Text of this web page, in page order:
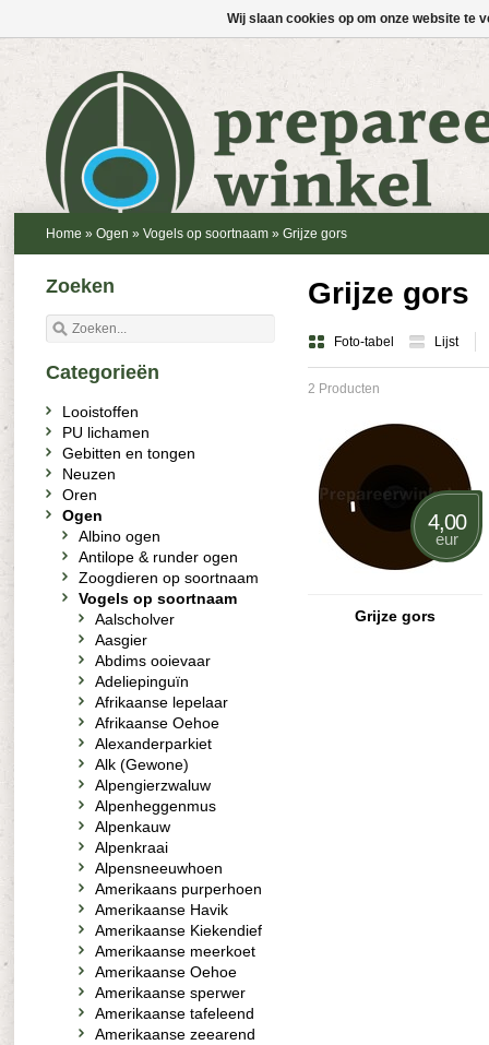
Home » Ogen » Vogels op soortnaam » Grijze gors
Grijze gors
Foto-tabel Lijst
2 Producten
4,00
eur
Grijze gors
Zoeken
Categorieën
Looistoffen
PU lichamen
Gebitten en tongen
Neuzen
Oren
Ogen
Albino ogen
Antilope & runder ogen
Zoogdieren op soortnaam
Vogels op soortnaam
Aalscholver
Aasgier
Abdims ooievaar
Adeliepinguïn
Afrikaanse lepelaar
Afrikaanse Oehoe
Alexanderparkiet
Alk (Gewone)
Alpengierzwaluw
Alpenheggenmus
Alpenkauw
Alpenkraai
Alpensneeuwhoen
Amerikaans purperhoen
Amerikaanse Havik
Amerikaanse Kiekendief
Amerikaanse meerkoet
Amerikaanse Oehoe
Amerikaanse sperwer
Amerikaanse tafeleend
Amerikaanse zeearend
Wij slaan cookies op om onze website te